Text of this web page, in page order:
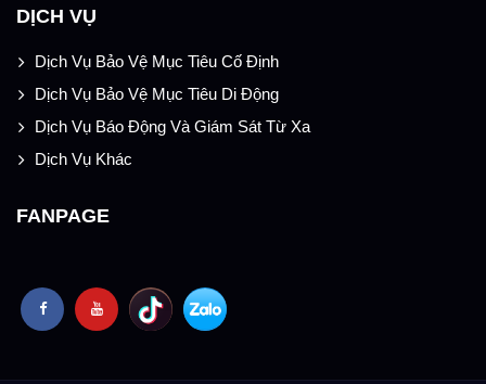
DỊCH VỤ
Dịch Vụ Bảo Vệ Mục Tiêu Cố Định
Dịch Vụ Bảo Vệ Mục Tiêu Di Động
Dịch Vụ Báo Động Và Giám Sát Từ Xa
Dịch Vụ Khác
FANPAGE